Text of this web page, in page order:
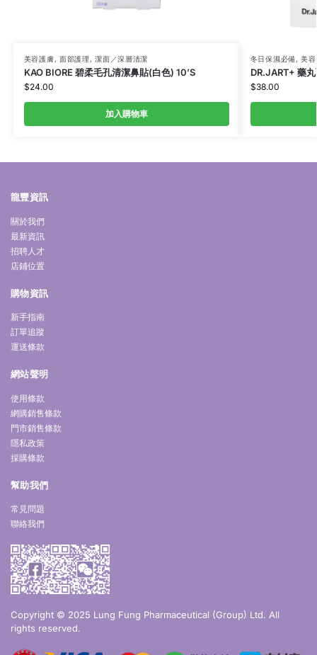
美容護膚, 面部護理 ,潔面／深層清潔
KAO BIORE 碧柔毛孔清潔鼻貼(白色) 10’S
$24.00
加入購物車
冬日保濕必備,美
DR.JART+ 藥
$38.00
龍豐資訊
關於我們
最新資訊
招聘人才
店鋪位置
購物資訊
新手指南
訂單追蹤
運送條款
網站聲明
使用條款
網購銷售條款
門市銷售條款
隱私政策
採購條款
幫助我們
常見問題
聯絡我們
Copyright © 2025 Lung Fung Pharmaceutical (Group) Ltd. All
rights reserved.